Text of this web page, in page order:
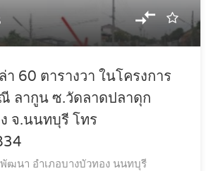
60 ตารางวา ในโครงการ
ลากูน ซ.วัดลาดปลาดุก
จ.นนทบุรี โทร
ฒนา อำเภอบางบัวทอง นนทบุรี